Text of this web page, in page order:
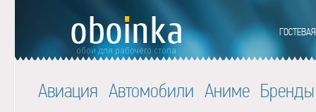
Авиация Автомобили Аниме Бренды